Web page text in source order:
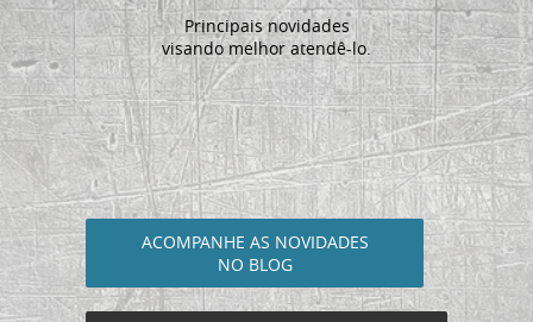
Principais novidades
visando melhor atendê-lo.
ACOMPANHE AS NOVIDADES
NO BLOG